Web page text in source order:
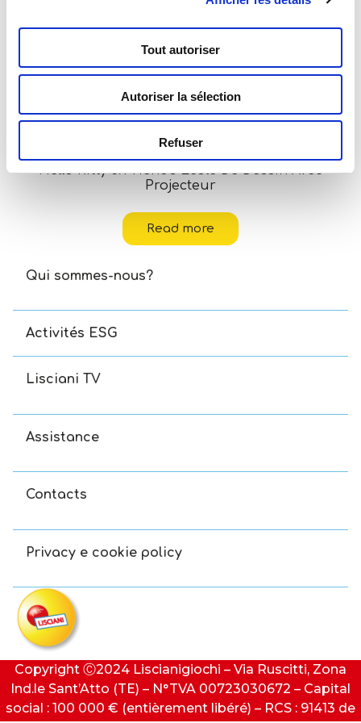
Tout autoriser
Autoriser la sélection
Refuser
Hello Kitty & Friends École De Dessin Avec
Projecteur
Read more
Qui sommes-nous?
Activités ESG
Lisciani TV
Assistance
Contacts
Privacy e cookie policy
Copyright Ⓒ2024 Liscianigiochi – Via Ruscitti, Zona
Ind.le Sant’Atto (TE) – N°TVA 00723030672 – Capital
social : 100 000 € (entièrement libéré) – RCS : 91413 de